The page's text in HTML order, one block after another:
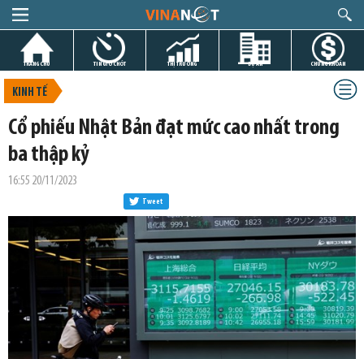
TRANG CHỦ TIN GIỜ CHÓT THỊ TRƯỜNG DỰ ÁN CHỨNG KHOÁN
KINH TẾ
Cổ phiếu Nhật Bản đạt mức cao nhất trong
ba thập kỷ
16:55 20/11/2023
Tweet